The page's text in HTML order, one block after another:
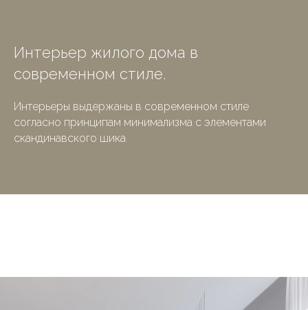
Интерьер жилого дома в
современном стиле.
Интерьеры выдержаны в современном стиле
согласно принципам минимализма с элементами
скандинавского шика